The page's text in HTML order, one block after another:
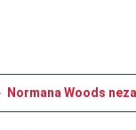
Normana Woods